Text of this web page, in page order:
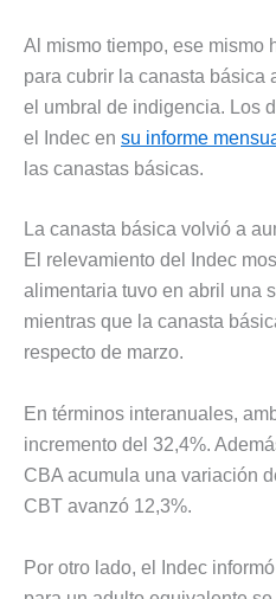
Al mismo tiempo, ese mismo
para cubrir la canasta básica
el umbral de indigencia. Los
el Indec en su informe
las canastas básicas.
La canasta básica volvió a
El relevamiento del Indec
alimentaria tuvo en abril una
mientras que la canasta
respecto de marzo.
En términos interanuales,
incremento del 32,4%.
CBA acumula una variación
CBT avanzó 12,3%.
Por otro lado, el Indec